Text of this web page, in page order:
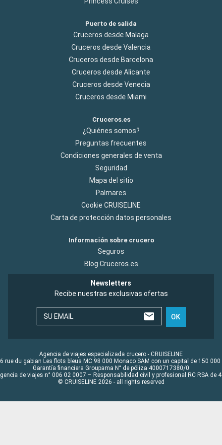
Puerto de salida
Cruceros desde Malaga
Cruceros desde Valencia
Cruceros desde Barcelona
Cruceros desde Alicante
Cruceros desde Venecia
Cruceros desde Miami
Cruceros.es
¿Quiénes somos?
Preguntas frecuentes
Condiciones generales de venta
Seguridad
Mapa del sitio
Palmares
Cookie CRUISELINE
Carta de protección datos personales
Información sobre crucero
Seguros
Blog Cruceros.es
Newsletters
Recibe nuestras exclusivas ofertas
SU EMAIL OK
Agencia de viajes especializada crucero - CRUISELINE
rue du gabian Les flots bleus MC 98 000 Monaco SAM con un capital de 150 000
Garantía financiera Groupama N° de póliza 4000717380/0
de viajes n° 006 02 0007 – Responsabilidad civil y profesional RC RSA de
© CRUISELINE 2026 - all rights reserved